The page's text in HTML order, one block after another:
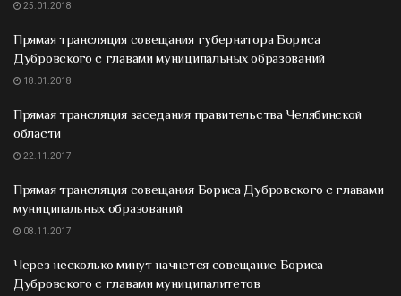
25.01.2018
Прямая трансляция совещания губернатора Бориса
Дубровского с главами муниципальных образований
18.01.2018
Прямая трансляция заседания правительства Челябинской
области
22.11.2017
Прямая трансляция совещания Бориса Дубровского с главами
муниципальных образований
08.11.2017
Через несколько минут начнется совещание Бориса
Дубровского с главами муниципалитетов